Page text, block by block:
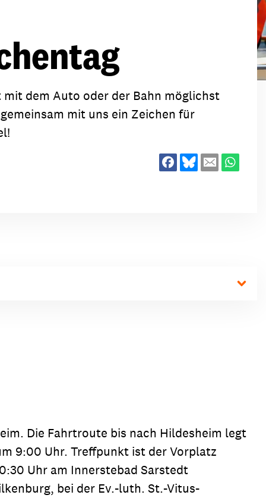
Frieden
Entwicklungszusammenarbeit
Zivilgesellschaft
Projektmaterial
dem Auto oder der Bahn möglichst
mit uns ein Zeichen für
Die Fahrtroute bis nach Hildesheim legt
9:00 Uhr. Treffpunkt ist der Vorplatz
Uhr am Innerstebad Sarstedt
bei der Ev.-luth. St.-Vitus-